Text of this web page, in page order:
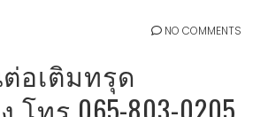
NO COMMENTS
อเติมทรุด